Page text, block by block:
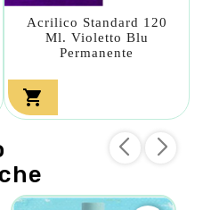
Acrilico Standard 120
Ml. Violetto Blu
Permanente
